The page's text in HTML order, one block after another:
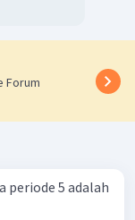
Forum
periode 5 adalah